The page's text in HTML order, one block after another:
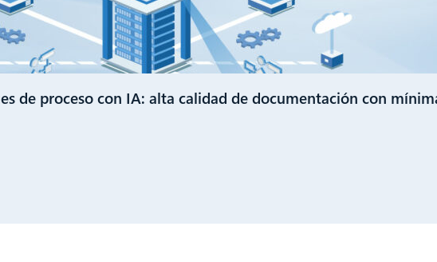
de proceso con IA: alta calidad de documentación con